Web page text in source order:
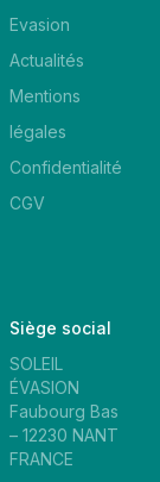
Evasion
Actualités
Mentions
légales
Confidentialité
CGV
Siège social
SOLEIL
ÉVASION
Faubourg Bas
– 12230 NANT
FRANCE